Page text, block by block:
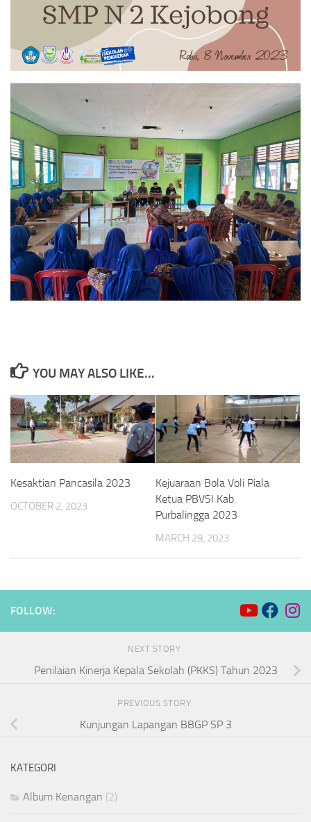
YOU MAY ALSO LIKE...
Kesaktian Pancasila 2023
OCTOBER 2, 2023
Kejuaraan Bola Voli Piala
Ketua PBVSI Kab.
Purbalingga 2023
MARCH 29, 2023
FOLLOW:
NEXT STORY
Penilaian Kinerja Kepala Sekolah (PKKS) Tahun 2023
PREVIOUS STORY
Kunjungan Lapangan BBGP SP 3
KATEGORI
Album Kenangan (2)